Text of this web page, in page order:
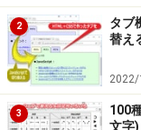
2
タブ
替え
3
100
文字)